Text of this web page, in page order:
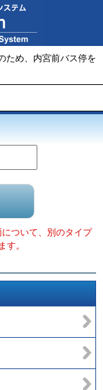
ため、内宮前バス停を
ついて、別のタイプ
す。